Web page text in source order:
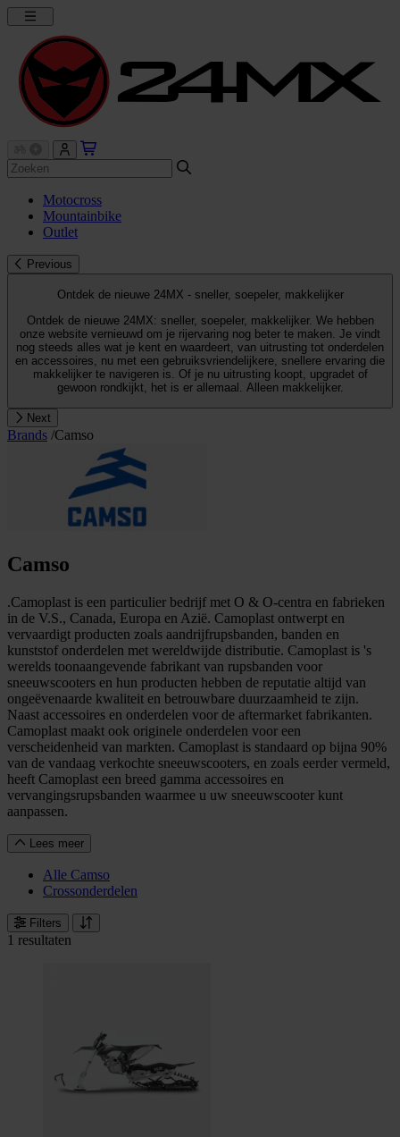
Motocross
Mountainbike
Outlet
Previous
Ontdek de nieuwe 24MX - sneller, soepeler, makkelijker
Ontdek de nieuwe 24MX: sneller, soepeler, makkelijker. We hebben
onze website vernieuwd om je rijervaring nog beter te maken. Je vindt
nog steeds alles wat je kent en waardeert, van uitrusting tot onderdelen
en accessoires, nu met een gebruiksvriendelijkere, snellere ervaring die
makkelijker te navigeren is. Of je nu uitrusting koopt, upgradet of
gewoon rondkijkt, het is er allemaal. Alleen makkelijker.
Next
Brands /Camso
Camso
.Camoplast is een particulier bedrijf met O & O-centra en fabrieken
in de V.S., Canada, Europa en Azië. Camoplast ontwerpt en
vervaardigt producten zoals aandrijfrupsbanden, banden en
kunststof onderdelen met wereldwijde distributie. Camoplast is 's
werelds toonaangevende fabrikant van rupsbanden voor
sneeuwscooters en hun producten hebben de reputatie altijd van
ongeëvenaarde kwaliteit en betrouwbare duurzaamheid te zijn.
Naast accessoires en onderdelen voor de aftermarket fabrikanten.
Camoplast maakt ook originele onderdelen voor een
verscheidenheid van markten. Camoplast is standaard op bijna 90%
van de vandaag verkochte sneeuwscooters, en zoals eerder vermeld,
heeft Camoplast een breed gamma accessoires en
vervangingsrupsbanden waarmee u uw sneeuwscooter kunt
aanpassen.
Lees meer
Alle Camso
Crossonderdelen
Filters
1 resultaten